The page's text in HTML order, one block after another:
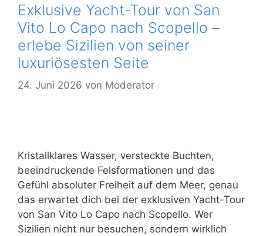
Exklusive Yacht-Tour von San
Vito Lo Capo nach Scopello –
erlebe Sizilien von seiner
luxuriösesten Seite
24. Juni 2026 von Moderator
Kristallklares Wasser, versteckte Buchten,
beeindruckende Felsformationen und das
Gefühl absoluter Freiheit auf dem Meer, genau
das erwartet dich bei der exklusiven Yacht-Tour
von San Vito Lo Capo nach Scopello. Wer
Sizilien nicht nur besuchen, sondern wirklich